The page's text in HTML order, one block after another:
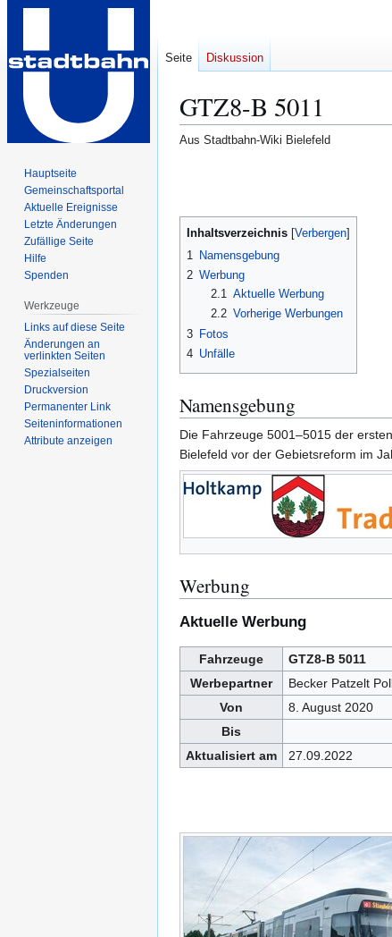
GTZ8-B 5011
Aus Stadtbahn-Wiki Bielefeld
Inhaltsverzeichnis
1
Namensgebung
2 Werbung
2.1
Aktuelle Werbung
2.2 Vorherige Werbungen
3 Fotos
4 Unfälle
Namensgebung
Die Fahrzeuge 5001–5015 der
Bielefeld vor der Gebietsreform im
Werbung
Aktuelle Werbung
Fahrzeuge
GTZ8-B 5011
Werbepartner
Becker Patzelt
Von
8. August 2020
Bis
Aktualisiert am
27.09.2022
Seite Diskussion
Hauptseite
Gemeinschafts­portal
Aktuelle Ereignisse
Letzte Änderungen
Zufällige Seite
Hilfe
Spenden
Werkzeuge
Links auf diese Seite
Änderungen an
verlinkten Seiten
Spezialseiten
Druckversion
Permanenter Link
Seiten­­informationen
Attribute anzeigen